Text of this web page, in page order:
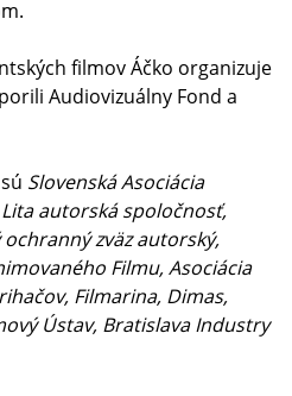
filmov Áčko organizuje
Audiovizuálny Fond a
Slovenská Asociácia
autorská spoločnosť,
zväz autorský,
Filmu, Asociácia
Filmarina, Dimas,
Ústav, Bratislava Industry